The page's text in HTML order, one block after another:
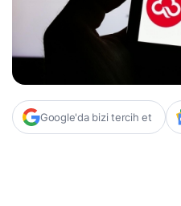
Google'da bizi tercih et